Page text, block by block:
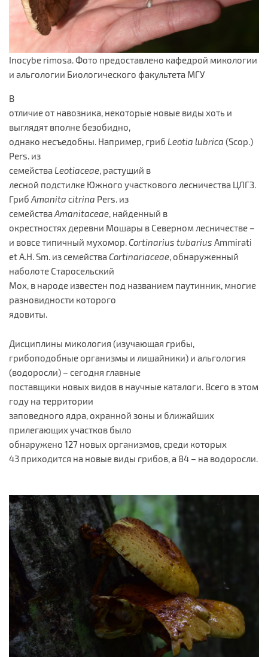
Inocybe rimosa. Фото предоставлено кафедрой микологии
и альгологии Биологического факультета МГУ
В
отличие от навозника, некоторые новые виды хоть и
выглядят вполне безобидно,
однако несъедобны. Например, гриб Leotia lubrica (Scop.)
Pers. из
семейства Leotiaceae , растущий в
лесной подстилке Южного участкового лесничества ЦЛГЗ.
Гриб Amanita citrina Pers. из
семействаAmanitaceae , найденный в
окрестностях деревни Мошары в Северном лесничестве –
и вовсе типичный мухомор. Cortinarius tubarius Ammirati
et A.H. Sm. из семейства Cortinariaceae , обнаруженный
наболоте Старосельский
Мох, в народе известен под названием паутинник, многие
разновидности которого
ядовиты.
Дисциплины микология (изучающая грибы,
грибоподобные организмы и лишайники) и альгология
(водоросли) – сегодня главные
поставщики новых видов в научные каталоги. Всего в этом
году на территории
заповедного ядра, охранной зоны и ближайших
прилегающих участков было
обнаружено 127 новых организмов, среди которых
43 приходится на новые виды грибов, а 84 – на водоросли.